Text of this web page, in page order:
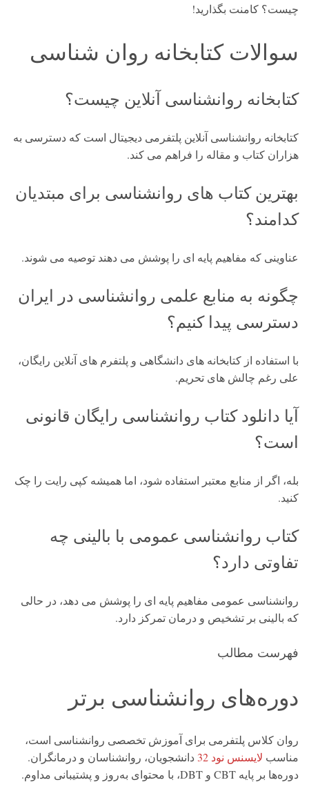
چیست؟ کامنت بگذارید!
سوالات کتابخانه روان شناسی
کتابخانه روانشناسی آنلاین چیست؟
کتابخانه روانشناسی آنلاین پلتفرمی دیجیتال است که دسترسی به
هزاران کتاب و مقاله را فراهم می کند.
بهترین کتاب های روانشناسی برای مبتدیان
کدامند؟
عناوینی که مفاهیم پایه ای را پوشش می دهند توصیه می شوند.
چگونه به منابع علمی روانشناسی در ایران
دسترسی پیدا کنیم؟
با استفاده از کتابخانه های دانشگاهی و پلتفرم های آنلاین رایگان،
علی رغم چالش های تحریم.
آیا دانلود کتاب روانشناسی رایگان قانونی
است؟
بله، اگر از منابع معتبر استفاده شود، اما همیشه کپی رایت را چک
کنید.
کتاب روانشناسی عمومی با بالینی چه
تفاوتی دارد؟
روانشناسی عمومی مفاهیم پایه ای را پوشش می دهد، در حالی
که بالینی بر تشخیص و درمان تمرکز دارد.
فهرست مطالب
دوره‌های روانشناسی برتر
روان کلاس پلتفرمی برای آموزش تخصصی روانشناسی است،
مناسب لایسنس نود 32
دانشجویان، روانشناسان و درمانگران.
دوره‌ها بر پایه CBT و DBT، با محتوای به‌روز و پشتیبانی مداوم.